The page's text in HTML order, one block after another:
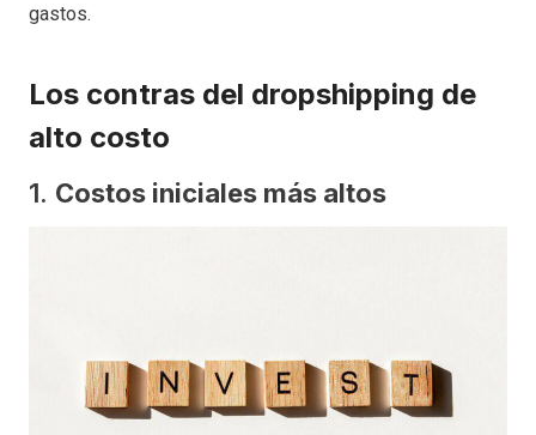
gastos.
Los contras del dropshipping de
alto costo
1. Costos iniciales más altos